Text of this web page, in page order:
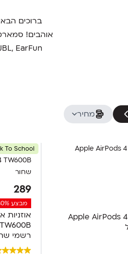
ברוכים
מחיר
אוזניות ‏אלחוטיות Apple AirPods 4
To School
289
מבצע Back To School 30% הנחה
רשמי